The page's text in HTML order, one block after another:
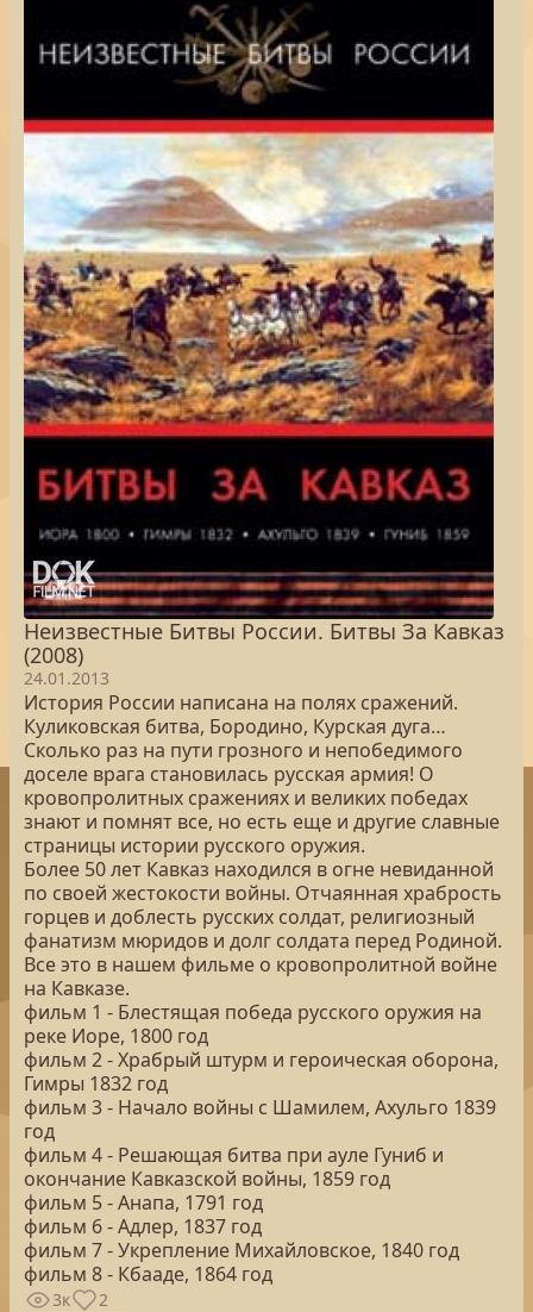
Неизвестные Битвы России. Битвы За Кавказ
(2008)
24.01.2013
История России написана на полях сражений.
Куликовская битва, Бородино, Курская дуга…
Сколько раз на пути грозного и непобедимого
доселе врага становилась русская армия! О
кровопролитных сражениях и великих победах
знают и помнят все, но есть еще и другие славные
страницы истории русского оружия.
Более 50 лет Кавказ находился в огне невиданной
по своей жестокости войны. Отчаянная храбрость
горцев и доблесть русских солдат, религиозный
фанатизм мюридов и долг солдата перед Родиной.
Все это в нашем фильме о кровопролитной войне
на Кавказе.
фильм 1 - Блестящая победа русского оружия на
реке Иоре, 1800 год
фильм 2 - Храбрый штурм и героическая оборона,
Гимры 1832 год
фильм 3 - Начало войны с Шамилем, Ахульго 1839
год
фильм 4 - Решающая битва при ауле Гуниб и
окончание Кавказской войны, 1859 год
фильм 5 - Анапа, 1791 год
фильм 6 - Адлер, 1837 год
фильм 7 - Укрепление Михайловское, 1840 год
фильм 8 - Кбааде, 1864 год
3к 2